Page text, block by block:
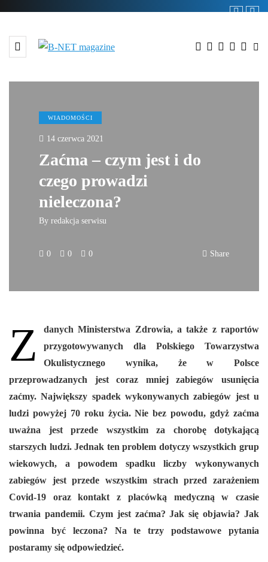
WIADOMOŚCI
14 czerwca 2021
Zaćma – czym jest i do
czego prowadzi
nieleczona?
By redakcja serwisu
0 0 0 Share
Z
danych Ministerstwa Zdrowia, a także z raportów
przygotowywanych dla Polskiego Towarzystwa
Okulistycznego wynika, że w Polsce
przeprowadzanych jest coraz mniej zabiegów usunięcia
zaćmy. Największy spadek wykonywanych zabiegów jest u
ludzi powyżej 70 roku życia. Nie bez powodu, gdyż zaćma
uważna jest przede wszystkim za chorobę dotykającą
starszych ludzi. Jednak ten problem dotyczy wszystkich grup
wiekowych, a powodem spadku liczby wykonywanych
zabiegów jest przede wszystkim strach przed zarażeniem
Covid-19 oraz kontakt z placówką medyczną w czasie
trwania pandemii. Czym jest zaćma? Jak się objawia? Jak
powinna być leczona? Na te trzy podstawowe pytania
postaramy się odpowiedzieć.